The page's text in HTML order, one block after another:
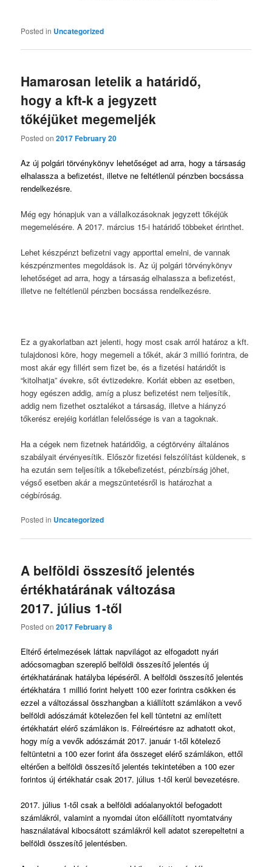
Posted in Uncategorized
Hamarosan letelik a határidő,
hogy a kft-k a jegyzett
tőkéjüket megemeljék
Posted on2017 February 20
Az új polgári törvénykönyv lehetőséget ad arra, hogy a társaság
elhalassza a befizetést, illetve ne feltétlenül pénzben bocsássa
rendelkezésre.
Még egy hónapjuk van a vállalkozásoknak jegyzett tőkéjük
megemelésére. A 2017. március 15-i határidő többeket érinthet.
Lehet készpénzt befizetni vagy apporttal emelni, de vannak
készpénzmentes megoldások is. Az új polgári törvénykönyv
lehetőséget ad arra, hogy a társaság elhalassza a befizetést,
illetve ne feltétlenül pénzben bocsássa rendelkezésre.
Ez a gyakorlatban azt jelenti, hogy most csak arról határoz a kft.
tulajdonosi köre, hogy megemeli a tőkét, akár 3 millió forintra, de
most akár egy fillért sem fizet be, és a fizetési határidőt is
“kitolhatja” évekre, sőt évtizedekre. Korlát ebben az esetben,
hogy egészen addig, amíg a plusz befizetést nem teljesítik,
addig nem fizethet osztalékot a társaság, illetve a hiányzó
tőkerész erejéig korlátlan felelőssége is van a tagoknak.
Ha a cégek nem fizetnek határidőig, a cégtörvény általános
szabályait érvényesítik. Először fizetési felszólítást küldenek, s
ha ezután sem teljesítik a tőkebefizetést, pénzbírság jöhet,
végső esetben akár a megszüntetésről is határozhat a
cégbíróság.
Posted in Uncategorized
A belföldi összesítő jelentés
értékhatárának változása
2017. július 1-től
Posted on2017 February 8
Eltérő értelmezések láttak napvilágot az elfogadott nyári
adócsomagban szereplő belföldi összesítő jelentés új
értékhatárának hatályba lépéséről. A belföldi összesítő jelentés
értékhatára 1 millió forint helyett 100 ezer forintra csökken és
ezzel a változással összhangban a kiállított számlákon a vevő
belföldi adószámát kötelezően fel kell tüntetni az említett
értékhatárt elérő számlákon is. Félreértésre az adhatott okot,
hogy míg a vevők adószámát 2017. január 1-től kötelező
feltüntetni a 100 ezer forint áfa összeget elérő számlákon, ettől
eltérően a belföldi összesítő jelentés tekintetében a 100 ezer
forintos új értékhatár csak 2017. július 1-től kerül bevezetésre.
2017. július 1-től csak a belföldi adóalanyoktól befogadott
számlákról, valamint a nyomdai úton előállított nyomtatvány
használatával kibocsátott számlákról kell adatot szerepeltetni a
belföldi összesítő jelentésben.